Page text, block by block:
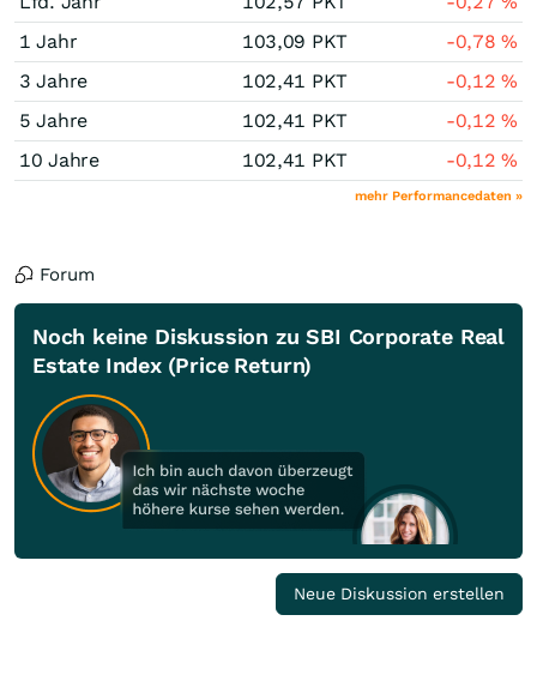
1 Jahr
103,09 PKT -0,78%
3 Jahre
102,41 PKT -0,12%
5 Jahre
102,41 PKT -0,12%
10 Jahre
102,41 PKT -0,12%
mehr Performancedaten »
Forum
Noch keine Diskussion zu SBI Corporate Real
Estate Index (Price Return)
Neue Diskussion erstellen